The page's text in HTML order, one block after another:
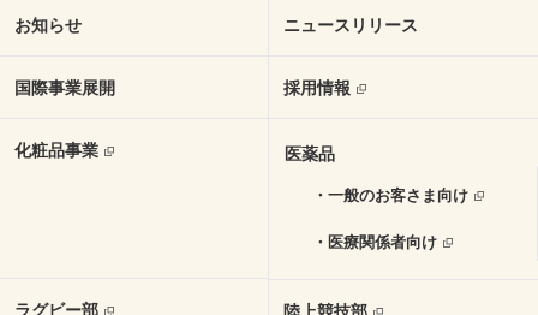
お知らせ ニュースリリース
国際事業展開 採用情報
化粧品事業 医薬品
・一般のお客さま向け
・医療関係者向け
ラグビー部 陸上競技部